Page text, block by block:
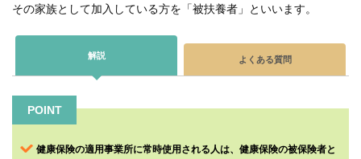
健
給
保
事
その家族として加入している方を「被扶養者」といいます。
解説 よくある質問
POINT
健康保険の適用事業所に常時使用される人は、健康保険の被保険者と